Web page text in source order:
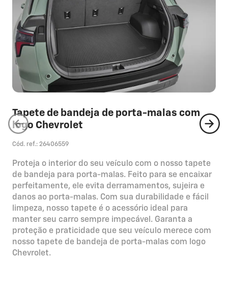
Tapete de bandeja de porta-malas com
logo Chevrolet
Cód. ref.: 26406559
Proteja o interior do seu veículo com o nosso tapete
de bandeja para porta-malas. Feito para se encaixar
perfeitamente, ele evita derramamentos, sujeira e
danos ao porta-malas. Com sua durabilidade e fácil
limpeza, nosso tapete é o acessório ideal para
manter seu carro sempre impecável. Garanta a
proteção e praticidade que seu veículo merece com
nosso tapete de bandeja de porta-malas com logo
Chevrolet.